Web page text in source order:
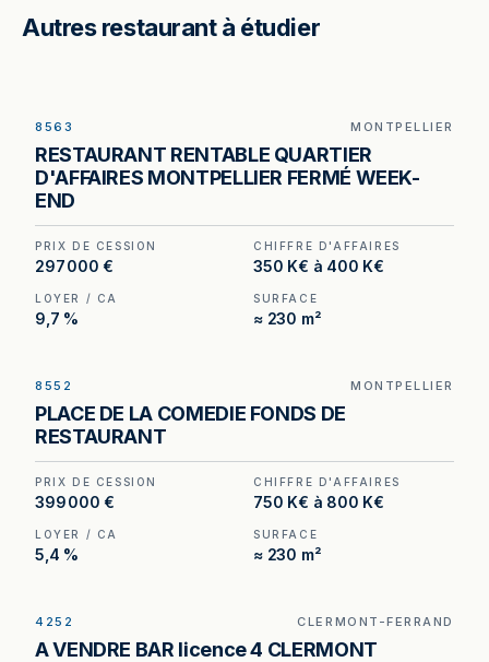
Autres restaurant à étudier
couverts en salle et environ 60 places en
terrasse dans le quartier d'affaires.
8563 MONTPELLIER
RESTAURANT RENTABLE QUARTIER
D'AFFAIRES MONTPELLIER FERMÉ WEEK-
END
PRIX DE CESSION
297 000 €
CHIFFRE D'AFFAIRES
350 K€ à 400 K€
LOYER / CA
9,7 %
SURFACE
≈ 230 m²
deux pas de la Place de la Comédie.
8552 MONTPELLIER
PLACE DE LA COMEDIE FONDS DE
RESTAURANT
PRIX DE CESSION
399 000 €
CHIFFRE D'AFFAIRES
750 K€ à 800 K€
LOYER / CA
5,4 %
SURFACE
≈ 230 m²
Bar Licence IV avec petite restauration à vendre
4252 CLERMONT-FERRAND
A VENDRE BAR licence 4 CLERMONT